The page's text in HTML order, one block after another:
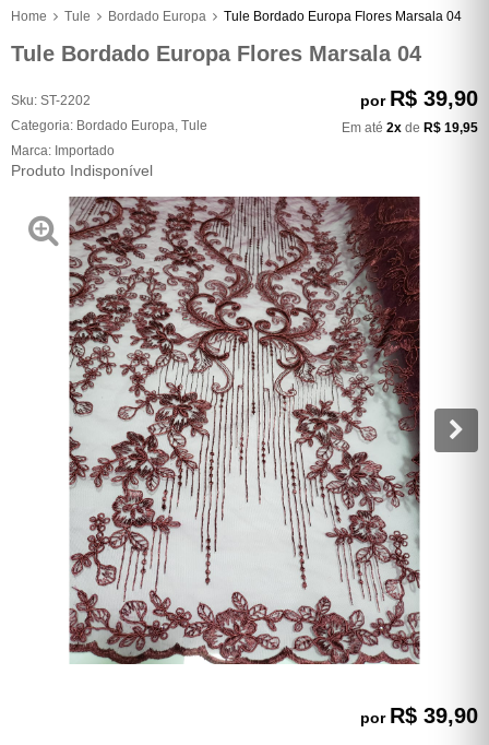
Home Tule Bordado Europa Tule Bordado Europa Flores Marsala 04
Tule Bordado Europa Flores Marsala 04
Sku: ST-2202
Categoria: Bordado Europa Tule
Marca: Importado
Produto Indisponível
por R$ 39,90
Em até 2x de R$ 19,95
por R$ 39,90